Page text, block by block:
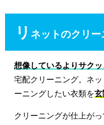
リ ネットのクリ
想像しているよりサク
宅配クリーニング。ネ
ーニングしたい衣類を玄
クリーニングが仕上がっ